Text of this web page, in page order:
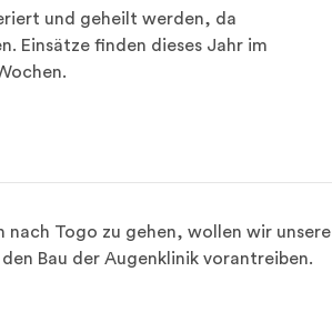
und geheilt werden, da
Einsätze finden dieses Jahr im
Togo zu gehen, wollen wir unsere
Bau der Augenklinik vorantreiben.